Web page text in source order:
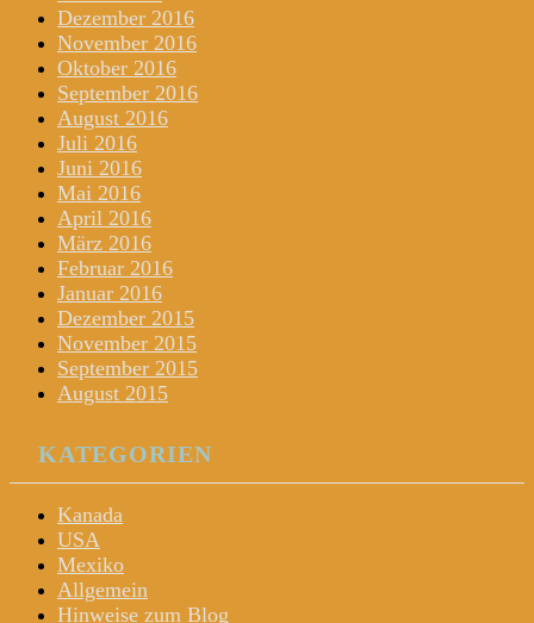
Dezember 2016
November 2016
Oktober 2016
September 2016
August 2016
Juli 2016
Juni 2016
Mai 2016
April 2016
März 2016
Februar 2016
Januar 2016
Dezember 2015
November 2015
September 2015
August 2015
KATEGORIEN
Kanada
USA
Mexiko
Allgemein
Hinweise zum Blog